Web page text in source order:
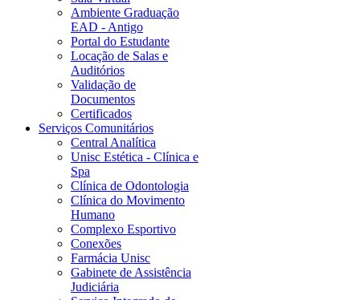
Ambiente Graduação
EAD - Antigo
Portal do Estudante
Locação de Salas e
Auditórios
Validação de
Documentos
Certificados
Serviços Comunitários
Central Analítica
Unisc Estética - Clínica e
Spa
Clínica de Odontologia
Clínica do Movimento
Humano
Complexo Esportivo
Conexões
Farmácia Unisc
Gabinete de Assistência
Judiciária